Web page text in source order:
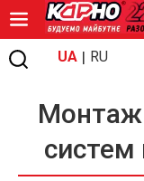
UA | RU
Монтаж
систем